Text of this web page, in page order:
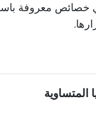
معروفة باسم
المتساوية